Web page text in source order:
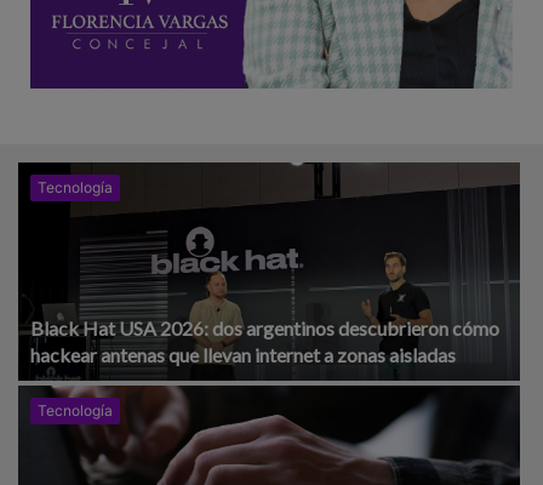
Tecnología
Black Hat USA 2026: dos argentinos descubrieron cómo
hackear antenas que llevan internet a zonas aisladas
Tecnología